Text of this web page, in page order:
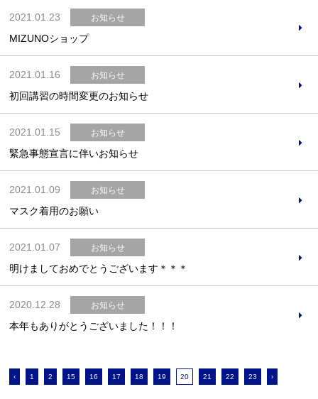
2021.01.23 お知らせ
MIZUNOショップ
2021.01.16 お知らせ
初回講習の時間変更のお知らせ
2021.01.15 お知らせ
緊急事態宣言に伴いお知らせ
2021.01.09 お知らせ
マスク着用のお願い
2021.01.07 お知らせ
明けましておめでとうございます＊＊＊
2020.12.28 お知らせ
本年もありがとうございました！！！
‹ 1 2 15 16 17 18 19 20 21 22 23 ›